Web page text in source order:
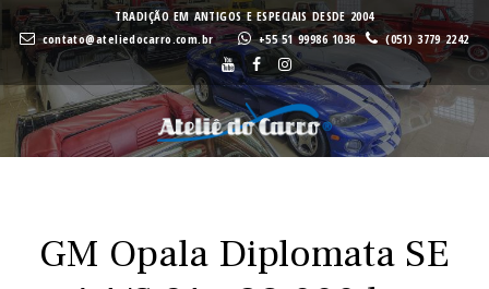
Buscar
TRADIÇÃO EM ANTIGOS E ESPECIAIS DESDE 2004
contato@ateliedocarro.com.br
+55 51 99986 1036 (051) 3779 2242
GM Opala Diplomata SE